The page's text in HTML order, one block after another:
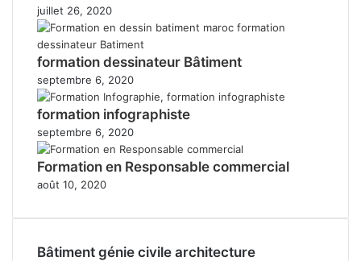
juillet 26, 2020
formation dessinateur Bâtiment
septembre 6, 2020
formation infographiste
septembre 6, 2020
Formation en Responsable commercial
août 10, 2020
Bâtiment génie civile architecture